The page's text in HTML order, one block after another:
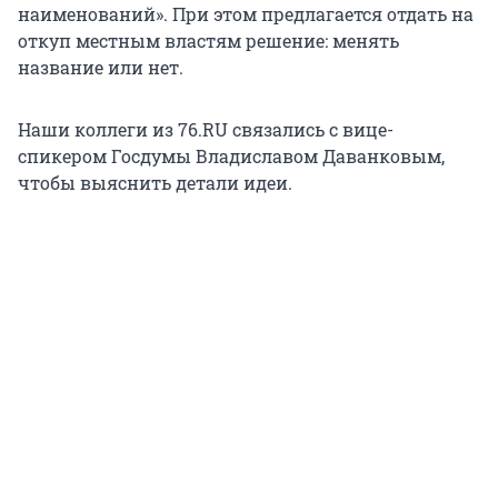
наименований». При этом предлагается отдать на
откуп местным властям решение: менять
название или нет.
Наши коллеги из 76.RU связались с вице-
спикером Госдумы Владиславом Даванковым,
чтобы выяснить детали идеи.